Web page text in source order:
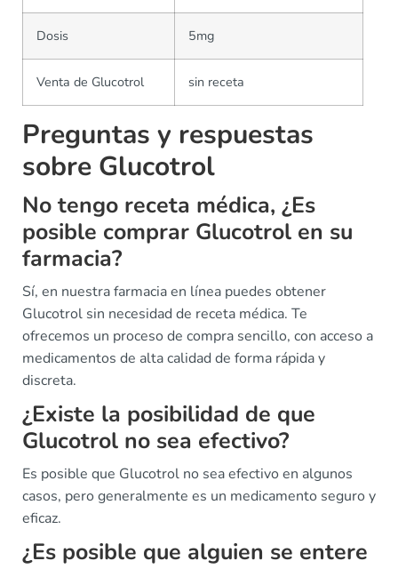
Dosis 5mg
Venta de Glucotrol sin receta
Preguntas y respuestas
sobre Glucotrol
No tengo receta médica, ¿Es
posible comprar Glucotrol en su
farmacia?
Sí, en nuestra farmacia en línea puedes obtener
Glucotrol sin necesidad de receta médica. Te
ofrecemos un proceso de compra sencillo, con acceso a
medicamentos de alta calidad de forma rápida y
discreta.
¿Existe la posibilidad de que
Glucotrol no sea efectivo?
Es posible que Glucotrol no sea efectivo en algunos
casos, pero generalmente es un medicamento seguro y
eficaz.
¿Es posible que alguien se entere